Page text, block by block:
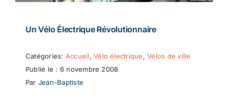
Un Vélo Électrique Révolutionnaire
Catégories: Accueil,Vélo électrique,Vélos de ville
Publié le : 6 novembre 2008
Par Jean-Baptiste